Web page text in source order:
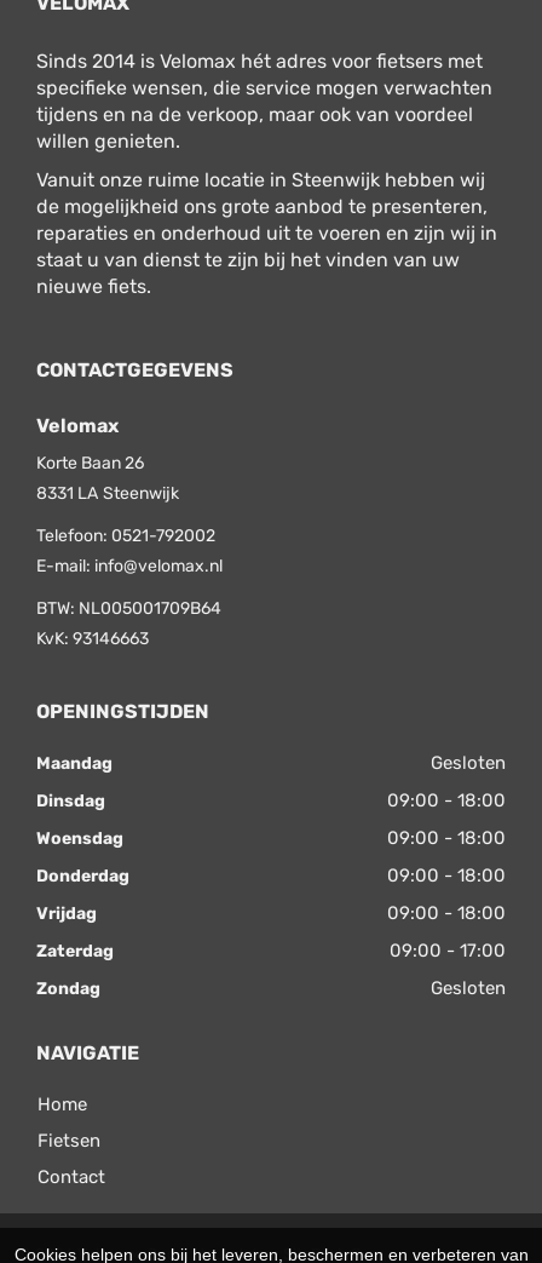
Sinds 2014 is Velomax hét adres voor fietsers met
specifieke wensen, die service mogen verwachten
tijdens en na de verkoop, maar ook van voordeel
willen genieten.
Vanuit onze ruime locatie in Steenwijk hebben wij
de mogelijkheid ons grote aanbod te presenteren,
reparaties en onderhoud uit te voeren en zijn wij in
staat u van dienst te zijn bij het vinden van uw
nieuwe fiets.
CONTACTGEGEVENS
Velomax
Korte Baan 26
8331 LA Steenwijk
Telefoon: 0521-792002
E-mail: info@velomax.nl
BTW: NL005001709B64
KvK: 93146663
OPENINGSTIJDEN
Maandag Gesloten
Dinsdag 09:00 - 18:00
Woensdag 09:00 - 18:00
Donderdag 09:00 - 18:00
Vrijdag 09:00 - 18:00
Zaterdag 09:00 - 17:00
Zondag Gesloten
NAVIGATIE
Home
Fietsen
Contact
© 2026 Velomax. Ondersteund door SitePack ®
Cookies helpen ons bij het leveren, beschermen en verbeteren van